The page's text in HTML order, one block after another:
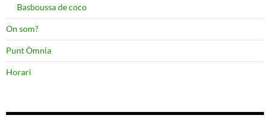
Basboussa de coco
On som?
Punt Òmnia
Horari